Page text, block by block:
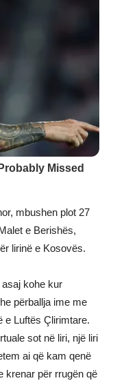
mbushen plot 27
e Berishës,
lirinë e Kosovës.
asaj kohe kur
përballja ime me
e Luftës Çlirimtare.
sot në liri, një liri
ai që kam qenë
krenar për rrugën që